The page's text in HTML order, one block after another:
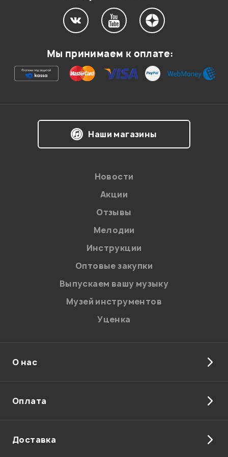
Ваша оценка:
на обработку персональных данных в
Политикой в отношении обработки
персональных данных.
Введите проверочное число:
Отправить
Мы принимаем к оплате:
Наши магазины
Новости
Акции
Отзывы
Мелодии
Инструкции
Оптовые закупки
Выпускаем вашу музыку
Музей инструментов
Уценка
О нас
Оплата
Доставка